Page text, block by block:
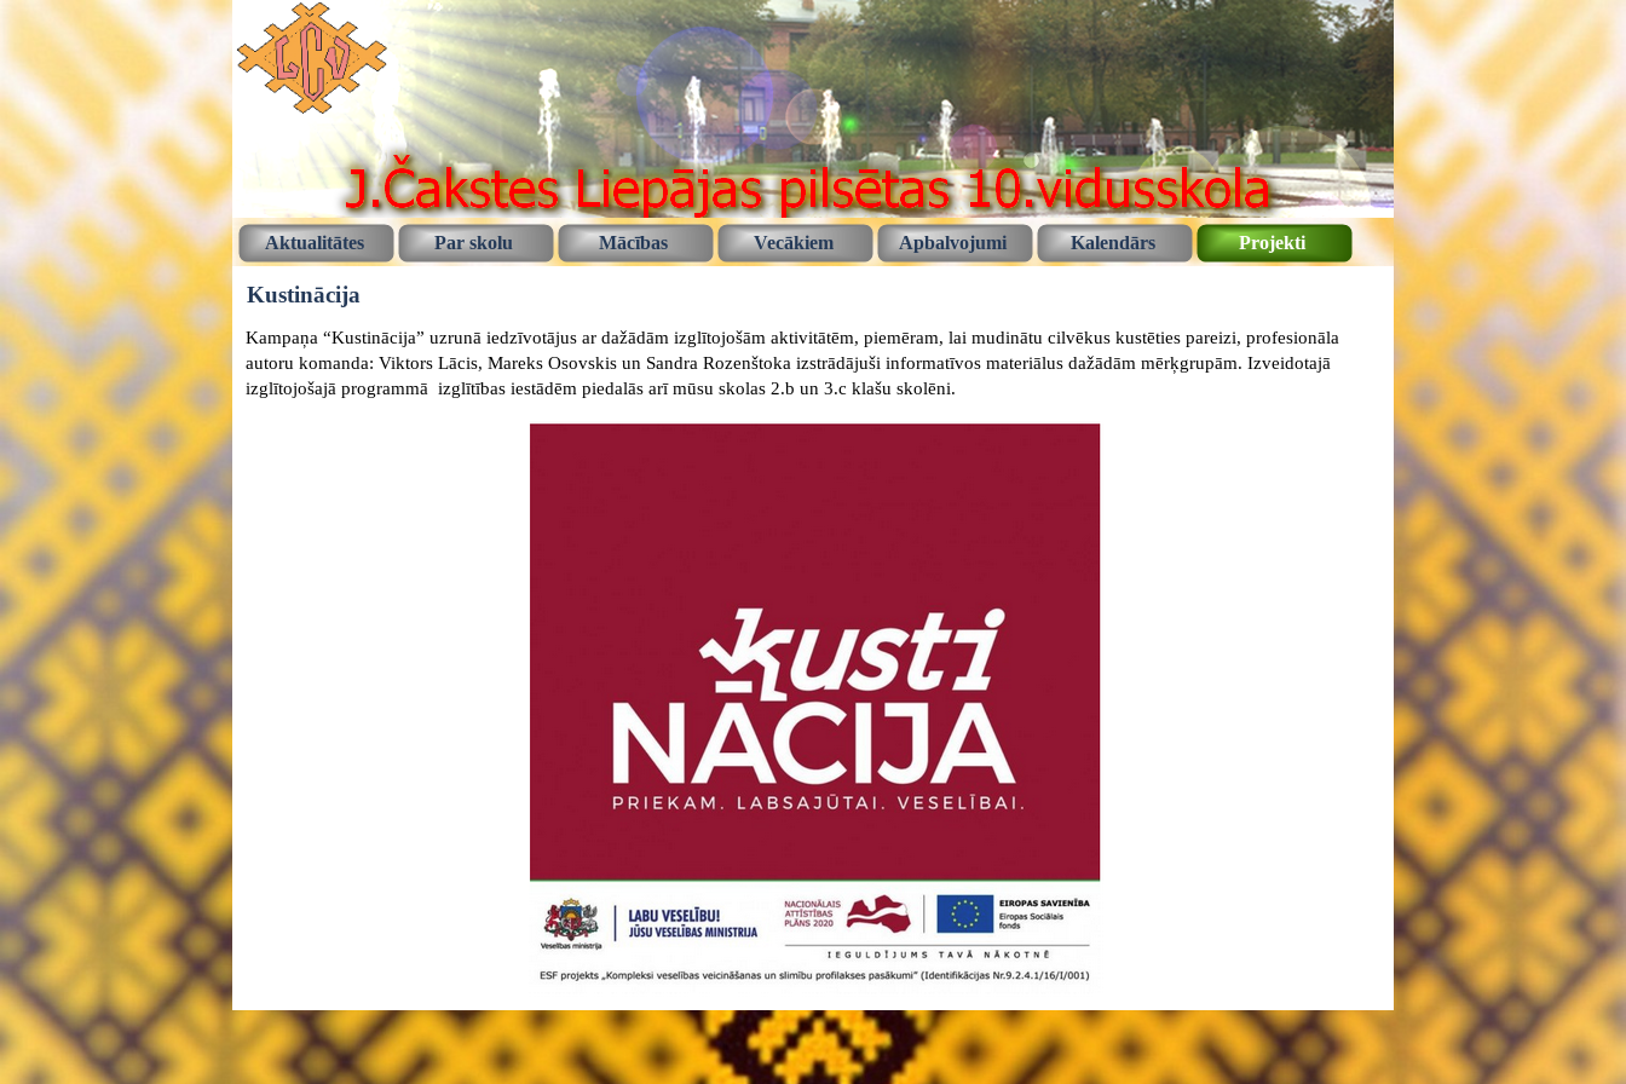
Aktualitātes Par skolu Mācības Vecākiem Apbalvojumi Kalendārs Projekti
Kustinācija
Kampaņa “Kustinācija” uzrunā iedzīvotājus ar dažādām izglītojošām aktivitātēm, piemēram, lai mudinātu cilvēkus kustēties pareizi, profesionāla
autoru komanda: Viktors Lācis, Mareks Osovskis un Sandra Rozenštoka izstrādājuši informatīvos materiālus dažādām mērķgrupām. Izveidotajā
izglītojošajā programmā izglītības iestādēm piedalās arī mūsu skolas 2.b un 3.c klašu skolēni.